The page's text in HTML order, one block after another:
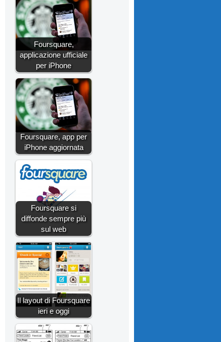
Foursquare,
applicazione ufficiale
per iPhone
Foursquare, app per
iPhone aggiornata
Foursquare si
diffonde sempre più
sul web
Il layout di Foursquare
ieri e oggi